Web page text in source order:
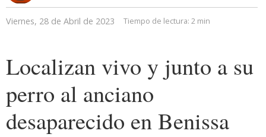
Viernes, 28 de Abril de 2023 Tiempo de lectura: 2 min
Localizan vivo y junto a su
perro al anciano
desaparecido en Benissa